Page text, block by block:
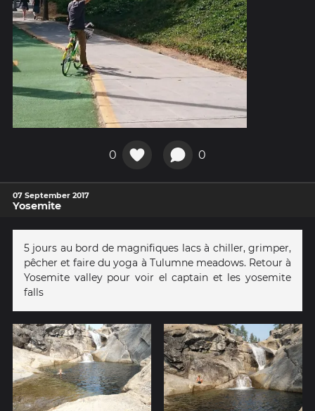
0 0
07 September 2017
Yosemite
5 jours au bord de magnifiques lacs à chiller, grimper,
pêcher et faire du yoga à Tulumne meadows. Retour à
Yosemite valley pour voir el captain et les yosemite
falls